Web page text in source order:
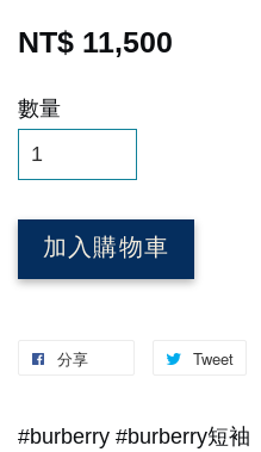
NT$ 11,500
數量
加入購物車
分享 Tweet
#burberry #burberry短袖